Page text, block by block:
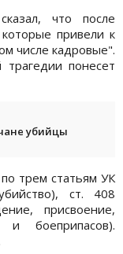
что после
привели к
числе кадровые".
понесет
убийцы
трем статьям УК
ст. 408
присвоение,
и боеприпасов).